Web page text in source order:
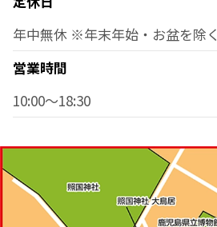
年中無休 ※年末年始・お盆を除く
営業時間
10:00～18:30